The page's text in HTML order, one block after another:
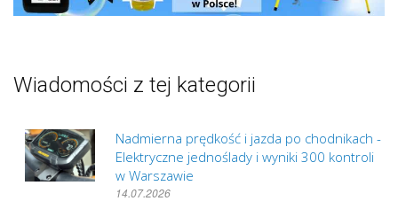
Wiadomości z tej kategorii
Nadmierna prędkość i jazda po chodnikach -
Elektryczne jednoślady i wyniki 300 kontroli
w Warszawie
14.07.2026